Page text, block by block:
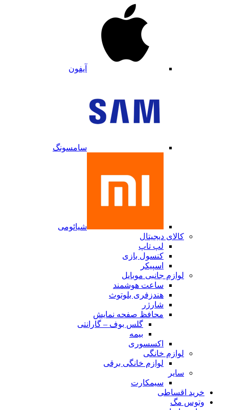
آیفون
سامسونگ
شیائومی
کالای دیجیتال
لپ تاپ
کنسول بازی
اسپیکر
لوازم جانبی موبایل
ساعت هوشمند
هندزفری بلوتوث
شارژر
محافظ صفحه نمایش
گلس بوف – گارانتی
بیمه
اکسسوری
لوازم خانگی
لوازم خانگی برقی
سایر
سیمکارت
خرید اقساطی
وتوس مگ